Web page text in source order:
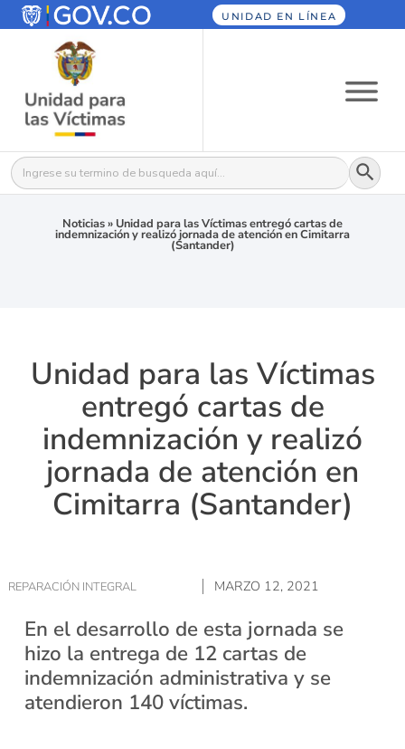
UNIDAD EN LÍNEA
Buscar: Botón
Noticias» Unidad para las Víctimas entregó cartas de
indemnización y realizó jornada de atención en Cimitarra
(Santander)
Unidad para las Víctimas
entregó cartas de
indemnización y realizó
jornada de atención en
Cimitarra (Santander)
REPARACIÓN INTEGRAL MARZO 12, 2021
En el desarrollo de esta jornada se
hizo la entrega de 12 cartas de
indemnización administrativa y se
atendieron 140 víctimas.